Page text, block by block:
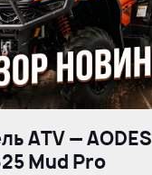
ATV — AODES
Mud Pro